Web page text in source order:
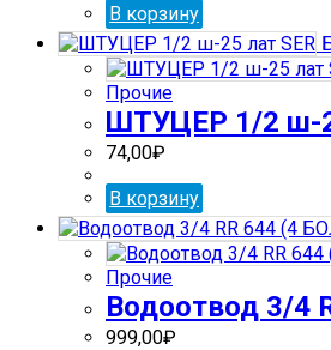
В корзину
Прочие
ШТУЦЕР 1/2 ш-
74,00₽
В корзину
Прочие
Водоотвод 3/4
999,00₽